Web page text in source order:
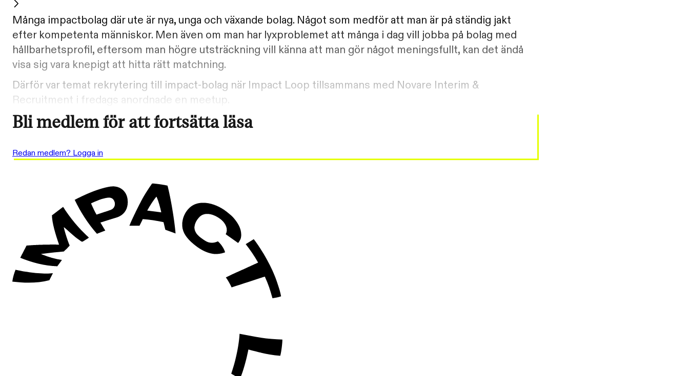
Många impactbolag där ute är nya, unga och växande bolag. Något som medför att man är på ständig jakt
efter kompetenta människor. Men även om man har lyxproblemet att många i dag vill jobba på bolag med
hållbarhetsprofil, eftersom man högre utsträckning vill känna att man gör något meningsfullt, kan det ändå
visa sig vara knepigt att hitta rätt matchning.
Därför var temat rekrytering till impact-bolag när Impact Loop tillsammans med Novare Interim &
Recruitment i fredags anordnade en meetup.
Bli medlem för att fortsätta läsa
Redan medlem? Logga in